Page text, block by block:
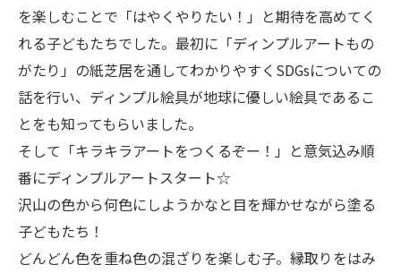
を楽しむことで「はやくやりたい！」と期待を高めてく
れる子どもたちでした。最初に「ディンプルアートもの
がたり」の紙芝居を通してわかりやすくSDGsについての
話を行い、ディンプル絵具が地球に優しい絵具であるこ
とをも知ってもらいました。
そして「キラキラアートをつくるぞー！」と意気込み順
番にディンプルアートスタート☆
沢山の色から何色にしようかなと目を輝かせながら塗る
子どもたち！
どんどん色を重ね色の混ざりを楽しむ子。縁取りをはみ